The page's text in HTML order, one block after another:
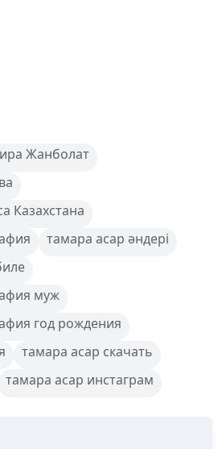
Жанболат
Казахстана
тамара асар әндері
муж
год рождения
тамара асар скачать
тамара асар инстаграм